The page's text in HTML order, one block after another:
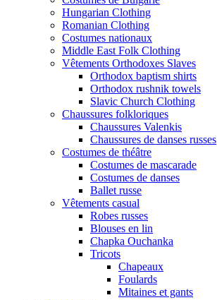
Hungarian Clothing
Romanian Clothing
Costumes nationaux
Middle East Folk Clothing
Vêtements Orthodoxes Slaves
Orthodox baptism shirts
Orthodox rushnik towels
Slavic Church Clothing
Chaussures folkloriques
Chaussures Valenkis
Chaussures de danses russes
Costumes de théâtre
Costumes de mascarade
Costumes de danses
Ballet russe
Vêtements casual
Robes russes
Blouses en lin
Chapka Ouchanka
Tricots
Chapeaux
Foulards
Mitaines et gants